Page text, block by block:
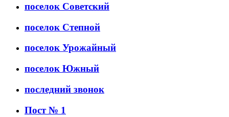
поселок Советский
поселок Степной
поселок Урожайный
поселок Южный
последний звонок
Пост № 1